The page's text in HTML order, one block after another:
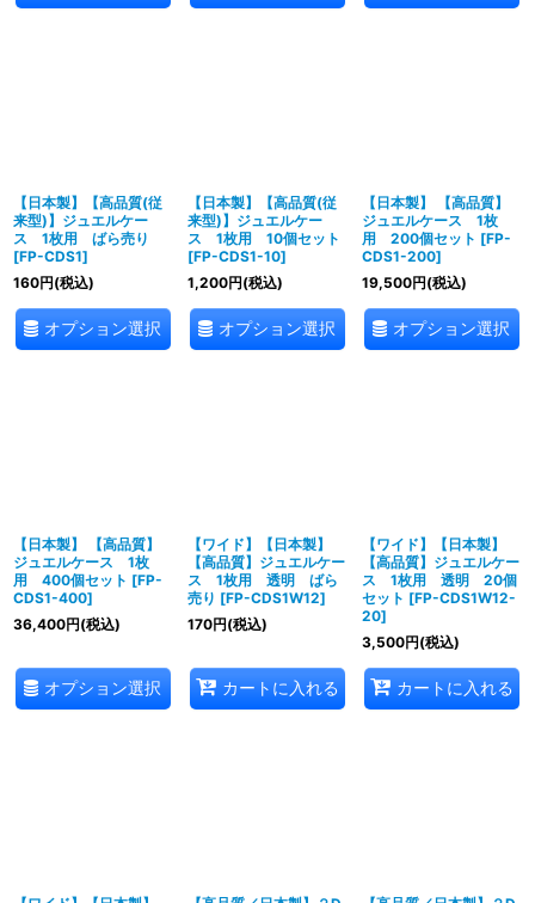
【日本製】【高品質(従
来型)】ジュエルケー
ス 1枚用 ばら売り
[FP-CDS1]
160円(税込)
オプション選択
【日本製】【高品質(従
来型)】ジュエルケー
ス 1枚用 10個セット
[FP-CDS1-10]
1,200円(税込)
オプション選択
【日本製】 【高品質】
ジュエルケース 1枚
用 200個セット [FP-
CDS1-200]
19,500円(税込)
オプション選択
【日本製】 【高品質】
ジュエルケース 1枚
用 400個セット [FP-
CDS1-400]
36,400円(税込)
オプション選択
【ワイド】【日本製】
【高品質】ジュエルケー
ス 1枚用 透明 ばら
売り [FP-CDS1W12]
170円(税込)
カートに入れる
【ワイド】【日本製】
【高品質】ジュエルケー
ス 1枚用 透明 20個
セット [FP-CDS1W12-
20]
3,500円(税込)
カートに入れる